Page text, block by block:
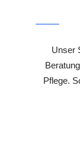
Unser
Pflege.